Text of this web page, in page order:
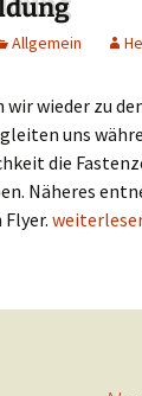
Allgemein
wir wieder zu
uns
die
Näheres
Einladung